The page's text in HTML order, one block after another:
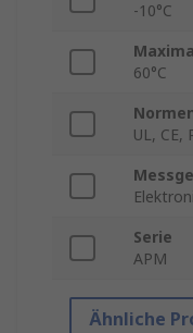
-10°C
60°C
UL, CE,
Serie
APM
Ähnliche